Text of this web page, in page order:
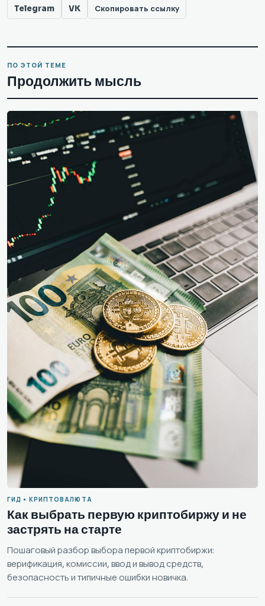
Telegram VK Скопировать ссылку
ПО ЭТОЙ ТЕМЕ
Продолжить мысль
ГИД • КРИПТОВАЛЮТА
Как выбрать первую криптобиржу и не
застрять на старте
Пошаговый разбор выбора первой криптобиржи:
верификация, комиссии, ввод и вывод средств,
безопасность и типичные ошибки новичка.